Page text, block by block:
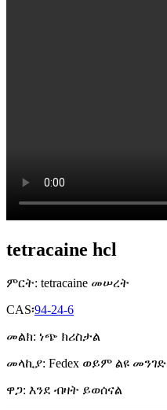
tetracaine hcl
ምርት: tetracaine መሠረት
CAS፡94-24-6
መልክ: ነጭ ክሪስታል
መላኪያ: Fedex ወይም ልዩ መንገድ
ዋጋ: እንደ ብዛት ይወሰናል